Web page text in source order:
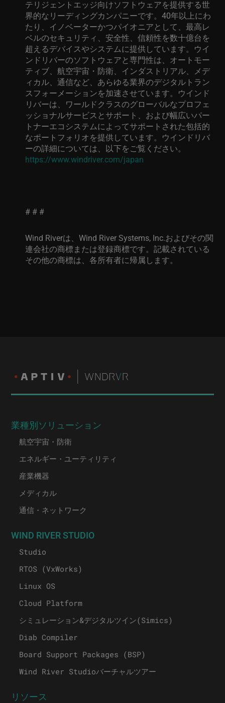
テリジェントエッジ向けソフトウェアを提供する世
界的なリーディングカンパニーです。 40年以上にわ
たり、イノベーターかつパイオニアとして、最高レ
ベルのセキュリティ、安全性、信頼性を数十億台を
超えるデバイスやシステムに提供しています。ウイ
ンドリバーのソフトウェアと専門性は、オートモー
ティブ、航空宇宙・防衛、インダストリアル、メデ
ィカル、通信など、あらゆる業界のデジタルトラン
スフォーメーションを加速させています。ウインド
リバーは、ワールドクラスのグローバルなプロフェ
ッショナルサービスとサポート、および幅広いパー
トナーエコシステムによってサポートされた包括的
なポートフォリオを提供しています。ウインドリバ
ーの詳細については、以下をご覧ください。
https://www.windriver.com/japan
# # #
Wind Riverは、 Wind River Systems, Inc.およびその関
連会社の商標または登録商標です。記載されている
その他の商標は、各所有者に帰属します。
業種別ソリューション
航空宇宙・防衛
エネルギー・ユーティリティ
産業機器
メディカル
通信・ネットワーク
WIND RIVER STUDIO
Studio
RTOS (VxWorks)
Linux OS
Cloud Platform
シミュレーション&デジタルツイン(Simics)
Diab Compiler
Board Support Packages (BSP)
Wind River Studioバーチャルツアー
リソース